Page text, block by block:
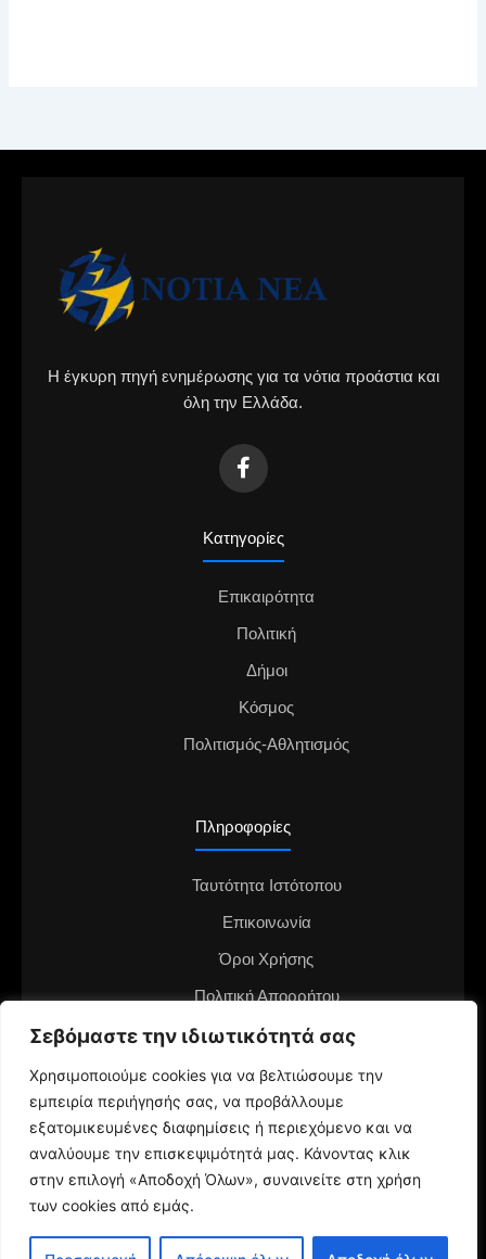
Σεβόμαστε την ιδιωτικότητά σας
Χρησιμοποιούμε cookies για να βελτιώσουμε την
εμπειρία περιήγησής σας, να προβάλλουμε
εξατομικευμένες διαφημίσεις ή περιεχόμενο και να
αναλύουμε την επισκεψιμότητά μας. Κάνοντας κλικ
στην επιλογή «Αποδοχή Όλων», συναινείτε στη χρήση
των cookies από εμάς.
Η έγκυρη πηγή ενημέρωσης για τα νότια προάστια και
όλη την Ελλάδα.
Κατηγορίες
Επικαιρότητα
Πολιτική
Δήμοι
Κόσμος
Πολιτισμός-Αθλητισμός
Πληροφορίες
Ταυτότητα Ιστότοπου
Επικοινωνία
Όροι Χρήσης
Πολιτική Απορρήτου
Διαφημιστείτε στο notianea.gr
Γίνε ο ανταποκριτής στην περιοχή σου
© 2024 NotiaNea.gr | Maintained by